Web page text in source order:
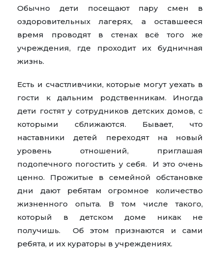
Обычно дети посещают пару смен в
оздоровительных лагерях, а оставшееся
время проводят в стенах всё того же
учреждения, где проходит их будничная
жизнь.
Есть и счастливчики, которые могут уехать в
гости к дальним родственникам. Иногда
дети гостят у сотрудников детских домов, с
которыми сближаются. Бывает, что
наставники детей переходят на новый
уровень отношений, приглашая
подопечного погостить у себя. И это очень
ценно. Прожитые в семейной обстановке
дни дают ребятам огромное количество
жизненного опыта. В том числе такого,
который в детском доме никак не
получишь. Об этом признаются и сами
ребята, и их кураторы в учреждениях.